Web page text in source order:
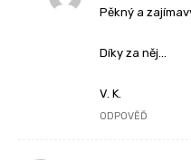
Pěkný a
Díky za něj…
V. K.
ODPOVĚĎ